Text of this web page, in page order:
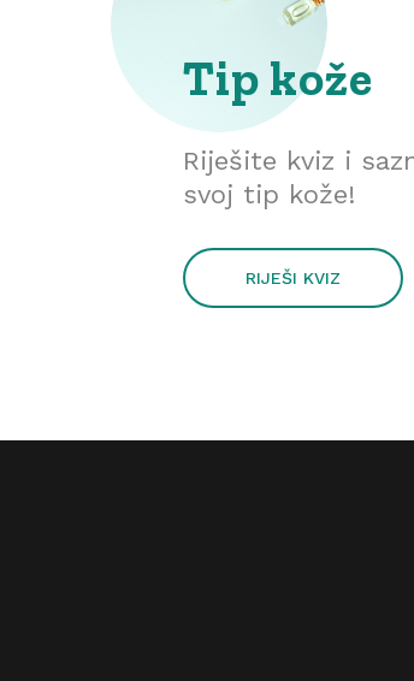
Tip kože
Riješite kviz i
svoj tip kože!
RIJEŠI KVIZ